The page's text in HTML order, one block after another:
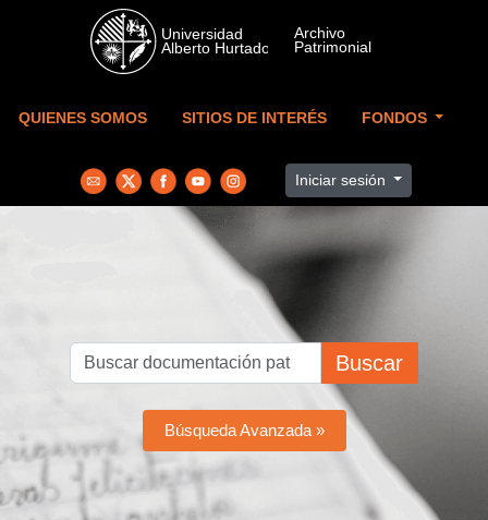
Skip to main content
QUIENES SOMOS SITIOS DE INTERÉS FONDOS
Iniciar sesión
Buscar
Búsqueda Avanzada »